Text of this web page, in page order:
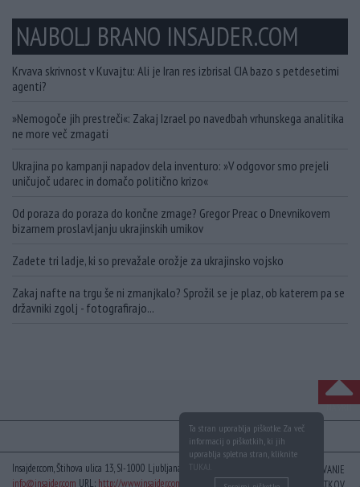
NAJBOLJ BRANO INSAJDER.COM
Krvava skrivnost v Kuvajtu: Ali je Iran res izbrisal CIA bazo s petdesetimi
agenti?
»Nemogoče jih prestreči«: Zakaj Izrael po navedbah vrhunskega analitika
ne more več zmagati
Ukrajina po kampanji napadov dela inventuro: »V odgovor smo prejeli
uničujoč udarec in domačo politično krizo«
Od poraza do poraza do končne zmage? Gregor Preac o Dnevnikovem
bizarnem proslavljanju ukrajinskih umikov
Zadete tri ladje, ki so prevažale orožje za ukrajinsko vojsko
Zakaj nafte na trgu še ni zmanjkalo? Sprožil se je plaz, ob katerem pa se
državniki zgolj - fotografirajo...
NA VRH
Insajder.com, Štihova ulica 13, SI-1000 Ljubljana, Slovenija | E-mail:
info@insajder.com URL: http://www.insajder.com
VAROVANJE
Ta stran uporablja piškotke. Za več
informacij o piškotkih, ki jih
uporablja spletna stran, kliknite
TUKAJ